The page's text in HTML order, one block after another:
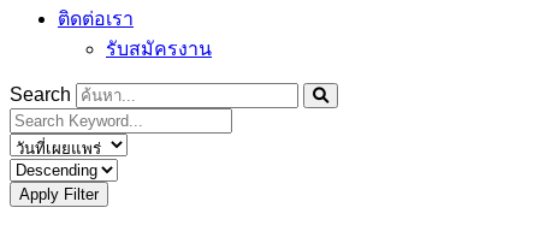
ติดต่อเรา
รับสมัครงาน
Search
Apply Filter